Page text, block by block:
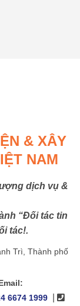
& XÂY
NAM
dịch vụ &
“Đối tác tin
tác!.
Trì, Thành phố
:
6674 1999